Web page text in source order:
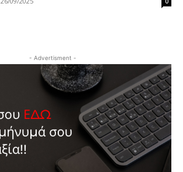
- Advertisment -